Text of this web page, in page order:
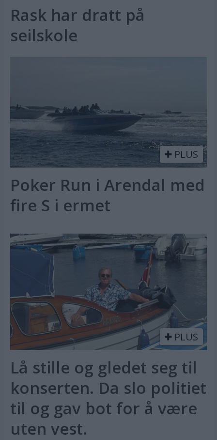
Rask har dratt på
seilskole
PLUS
Poker Run i Arendal med
fire S i ermet
PLUS
Lå stille og gledet seg til
konserten. Da slo politiet
til og gav bot for å være
uten vest.